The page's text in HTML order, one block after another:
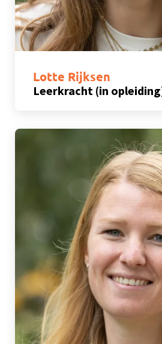
Lotte Rijksen
Leerkracht (in